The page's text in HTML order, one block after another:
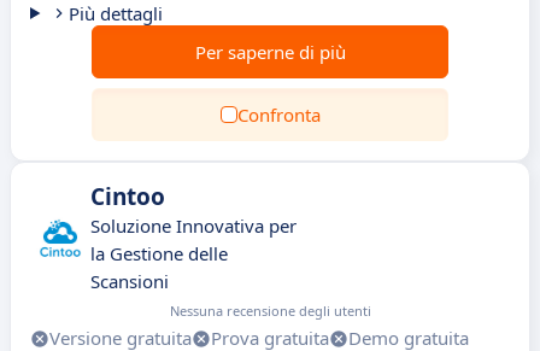
Più dettagli
Per saperne di più
Confronta
Cintoo
Soluzione Innovativa per
la Gestione delle
Scansioni
Nessuna recensione degli utenti
Versione gratuita Prova gratuita
Demo gratuita